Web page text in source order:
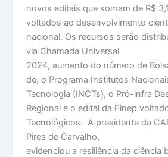
novos editais que somam de R$
voltados ao desenvolvimento
nacional. Os recursos serão
via Chamada Universal
2024, aumento do número de
de, o Programa Institutos
Tecnologia (INCTs), o Pró-infra
Regional e o edital da Finep
Tecnológicos. A presidente da
Pires de Carvalho,
evidenciou a resiliência da ciência